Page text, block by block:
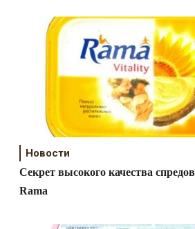
Новости
Секрет высокого качества спредов
Rama